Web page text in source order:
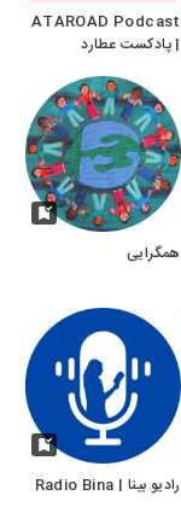
ATAROAD Podcast
| پادکست عطارد
همگرایی
رادیو بینا | Radio Bina